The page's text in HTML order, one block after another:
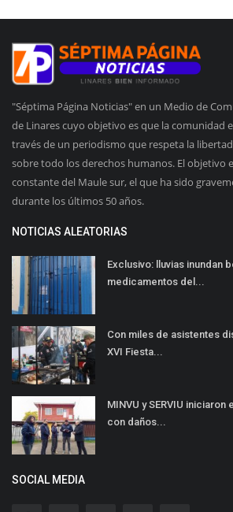
"Séptima Página Noticias" en un Medio de
de Linares cuyo objetivo es que la comunidad
través de un periodismo que respeta la
sobre todo los derechos humanos. El objetivo
constante del Maule sur, el que ha sido
durante los últimos 50 años.
NOTICIAS ALEATORIAS
Exclusivo: lluvias inundan
medicamentos del...
Con miles de asistentes
XVI Fiesta...
MINVU y SERVIU
con daños...
SOCIAL MEDIA